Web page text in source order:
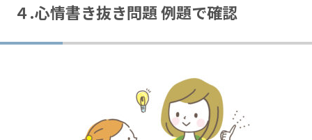
４.心情書き抜き問題 例題で確認